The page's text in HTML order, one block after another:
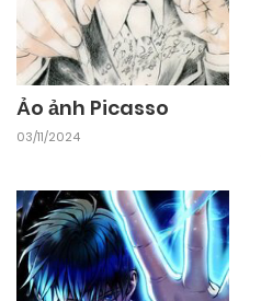
Ảo ảnh Picasso
03/11/2024